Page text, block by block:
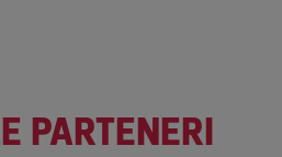
PARTENERI